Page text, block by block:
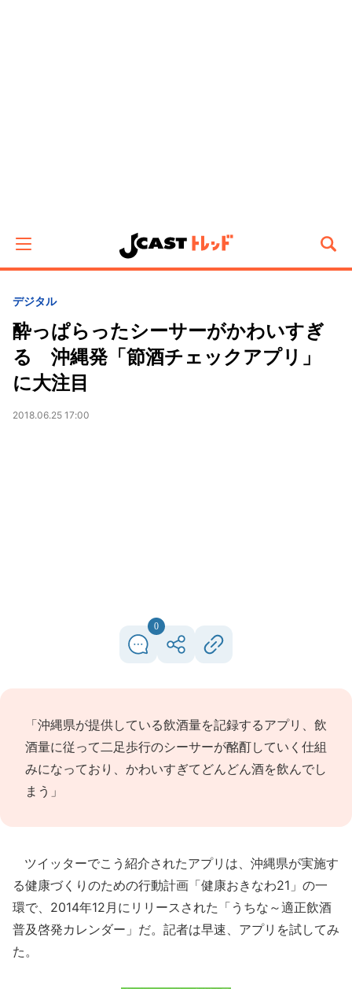
デジタル
酔っぱらったシーサーがかわいすぎ
る 沖縄発「節酒チェックアプリ」
に大注目
2018.06.25 17:00
0
「沖縄県が提供している飲酒量を記録するアプリ、飲
酒量に従って二足歩行のシーサーが酩酊していく仕組
みになっており、かわいすぎてどんどん酒を飲んでし
まう」
ツイッターでこう紹介されたアプリは、沖縄県が実施す
る健康づくりのための行動計画「健康おきなわ21」の一
環で、2014年12月にリリースされた「うちな～適正飲酒
普及啓発カレンダー」だ。記者は早速、アプリを試してみ
た。